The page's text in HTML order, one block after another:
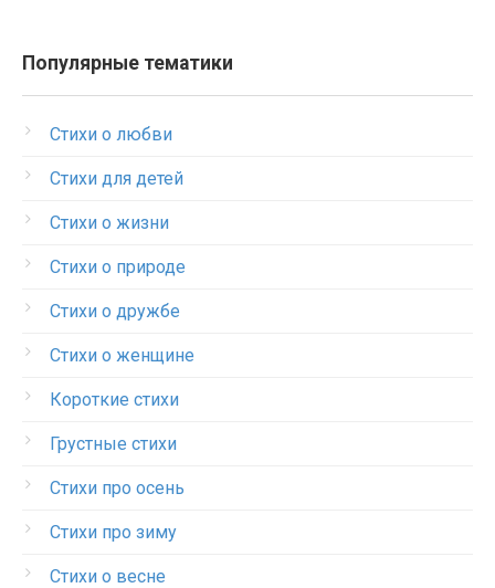
Популярные тематики
Стихи о любви
Стихи для детей
Стихи о жизни
Стихи о природе
Стихи о дружбе
Стихи о женщине
Короткие стихи
Грустные стихи
Стихи про осень
Стихи про зиму
Стихи о весне